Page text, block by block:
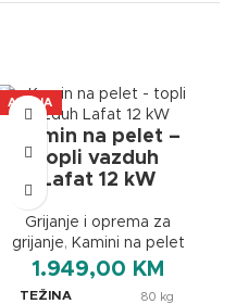
AKCIJA
Kamin na pelet –
topli vazduh
Lafat 12 kW
Grijanje i oprema za
grijanje, Kamini na pelet
1.949,00 KM
TEŽINA 80 kg